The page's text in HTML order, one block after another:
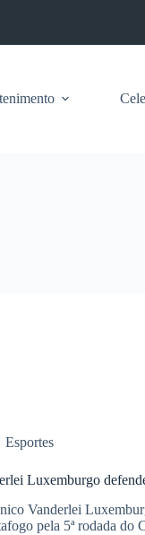
Esportes
Luxemburgo
Vanderlei
pela 5ª rodada do